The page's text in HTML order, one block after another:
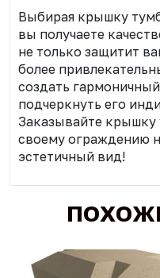
Выбирая крышку
вы получаете
не только защитит
более
создать
подчеркнуть его
Заказывайте крышку
своему ограждению
эстетичный вид!